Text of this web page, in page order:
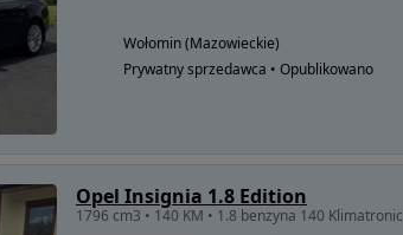
Wołomin (Mazowieckie)
Prywatny sprzedawca • Opublikowano
Opel Insignia 1.8 Edition
1796 cm3 • 140 KM • 1.8 benzyna 140